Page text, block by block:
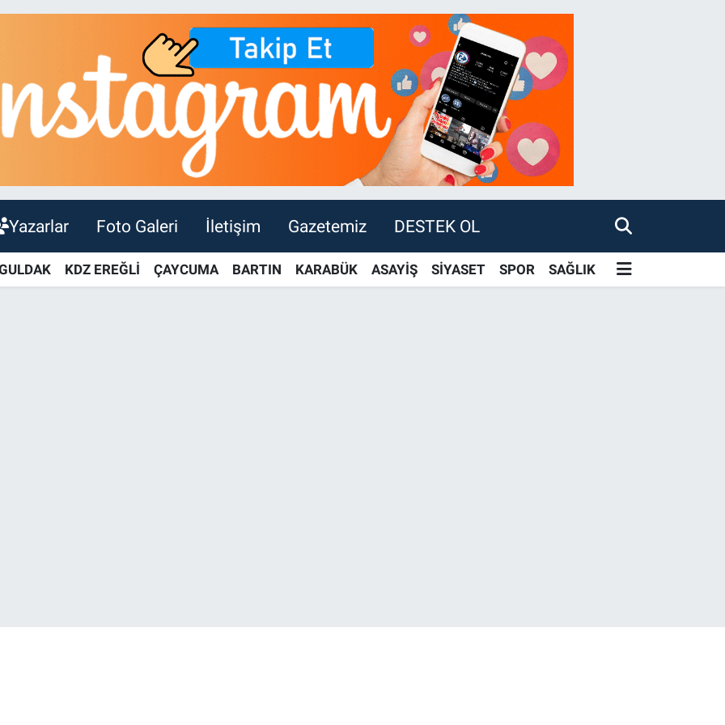
Yazarlar Foto Galeri İletişim Gazetemiz DESTEK OL
KDZ EREĞLİ ÇAYCUMA BARTIN KARABÜK ASAYİŞ SİYASET SPOR SAĞLIK